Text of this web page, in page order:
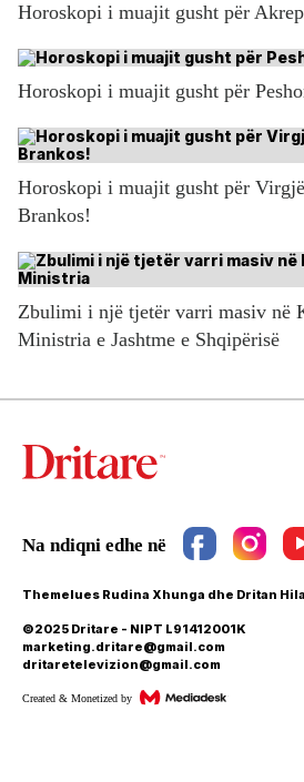
Horoskopi i muajit gusht për
Horoskopi i muajit gusht për
Horoskopi i muajit gusht për
Brankos!
Zbulimi i një tjetër varri masiv në
Ministria e Jashtme e Shqipërisë
Themelues Rudina Xhunga dhe Dritan
©2025 Dritare - NIPT L91412001K
marketing.dritare@gmail.com
dritaretelevizion@gmail.com
Created & Monetized by